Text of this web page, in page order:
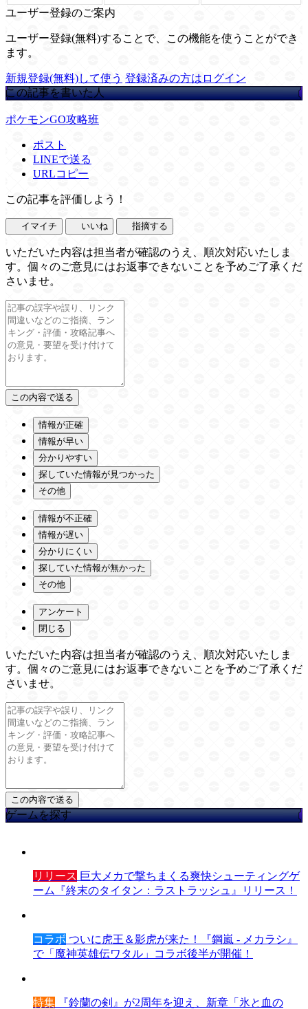
ユーザー登録のご案内
ユーザー登録(無料)することで、この機能を使うことができ
ます。
新規登録(無料)して使う 登録済みの方はログイン
この記事を書いた人
ポケモンGO攻略班
ポスト
LINEで送る
URLコピー
この記事を評価しよう！
イマイチ いいね 指摘する
いただいた内容は担当者が確認のうえ、順次対応いたしま
す。個々のご意見にはお返事できないことを予めご了承くだ
さいませ。
情報が正確
情報が早い
分かりやすい
探していた情報が見つかった
その他
情報が不正確
情報が遅い
分かりにくい
探していた情報が無かった
その他
アンケート
閉じる
いただいた内容は担当者が確認のうえ、順次対応いたしま
す。個々のご意見にはお返事できないことを予めご了承くだ
さいませ。
ゲームを探す
リリース 巨大メカで撃ちまくる爽快シューティングゲ
ーム『終末のタイタン：ラストラッシュ』リリース！
コラボ ついに虎王＆影虎が来た！『鋼嵐 - メカラシ』
で「魔神英雄伝ワタル」コラボ後半が開催！
特集 『鈴蘭の剣』が2周年を迎え、新章「氷と血の